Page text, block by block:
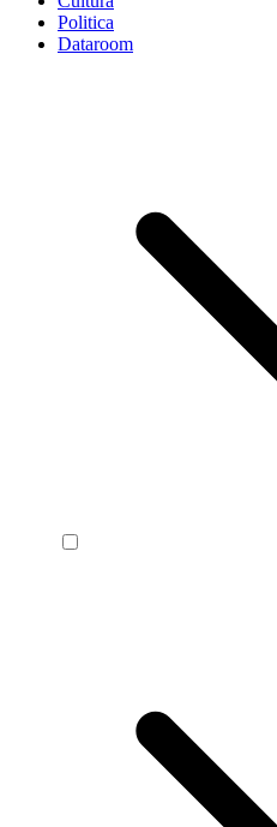
Politica
Dataroom